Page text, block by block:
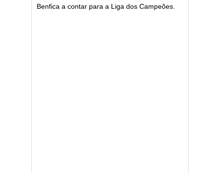
Benfica a contar para a Liga dos Campeões.